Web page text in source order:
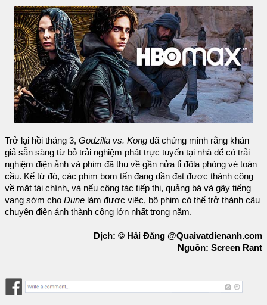
Trở lại hồi tháng 3, Godzilla vs. Kong đã chứng minh rằng khán
giả sẵn sàng từ bỏ trải nghiệm phát trực tuyến tại nhà để có trải
nghiệm điện ảnh và phim đã thu về gần nửa tỉ đôla phòng vé toàn
cầu. Kể từ đó, các phim bom tấn đang dần đạt được thành công
về mặt tài chính, và nếu công tác tiếp thị, quảng bá và gây tiếng
vang sớm cho Dune làm được việc, bộ phim có thể trở thành câu
chuyện điện ảnh thành công lớn nhất trong năm.
Dịch: © Hải Đăng @Quaivatdienanh.com
Nguồn: Screen Rant